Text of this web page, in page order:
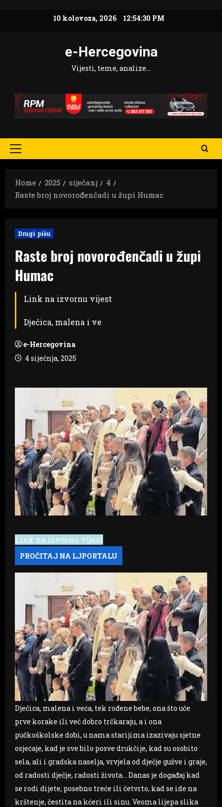
10 kolovoza, 2026 12:54:31 PM
e-Hercegovina
Vijesti, teme, analize…
Primary
Home
2025 siječanj
4
Raste broj novorođenčadi u župi Humac
Drugi pišu
Raste broj novorođenčadi u župi
Humac
Link na izvornu vijest
Dječica, malena i ve
e-Hercegovina
4 siječnja, 2025
Link na izvornu vijest
Dječica, malena i veća, tek rođene bebe, ona što uče
prve korake ili već dobro trčkaraju, a i ona
pučkoškolske dobi, u nama starijima izazivaju sjetne
osjećaje, kad je sve bilo posve drukčije, kad su osobito
sela, ali i gradska naselja, vrvjela od dječje gužve i graje,
od radosti dječje, radosti života… Danas je događaj kad
se rodi dijete, posebno treće ili četvrto, kad se ide na
krštenje, čestita na kćeri ili sinu. Veoma lijepa slika